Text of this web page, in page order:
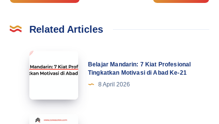
Related Articles
Belajar
Mandarin:
Profesional
Tingkatkan
Belajar Mandarin: 7 Kiat Profesional
Tingkatkan Motivasi di Abad Ke-21
8 April 2026
Mandarin